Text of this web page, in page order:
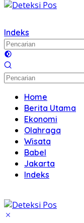
Indeks
Home
Berita Utama
Ekonomi
Olahraga
Wisata
Babel
Jakarta
Indeks